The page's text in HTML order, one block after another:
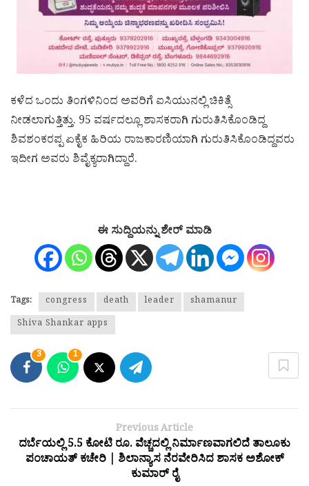
ಕಳೆದ ಒಂದು ತಿಂಗಳಿನಿಂದ ಅವರಿಗೆ ಐಸಿಯುನಲ್ಲಿ ಚಿಕಿತ್ಸೆ
ನೀಡಲಾಗುತ್ತಿತ್ತು. 95 ವರ್ಷದಲ್ಲೂ ಶಾಸಕರಾಗಿ ಗುರುತಿಸಿಕೊಂಡಿದ್ದ
ಶಿವಶಂಕರಪ್ಪ ಏಕೈಕ ಹಿರಿಯ ರಾಜಕಾರಣಿಯಾಗಿ ಗುರುತಿಸಿಕೊಂಡಿದ್ದವರು
ಇದೀಗ ಅವರು ಶಿವೈಕ್ಯರಾಗಿದ್ದಾರೆ.
ಈ ಸುದ್ದಿಯನ್ನು ಶೇರ್ ಮಾಡಿ
Tags: congress death leader
shamanur
Shiva Shankar apps
3 1
Previous Article
ದರ್ಬೆಯಲ್ಲಿ 5.5 ಕೋಟಿ ರೂ. ವೆಚ್ಚದಲ್ಲಿ ನಿರ್ಮಾಣವಾಗಲಿದೆ ತಾಲೂಕು
ಪಂಚಾಯತ್ ಕಚೇರಿ | ಶಿಲಾನ್ಯಾಸ ನೆರವೇರಿಸಿದ ಶಾಸಕ ಅಶೋಕ್
ಕುಮಾರ್ ರೈ